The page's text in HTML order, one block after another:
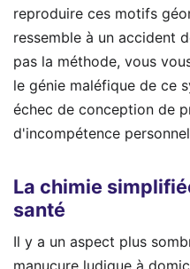
reproduire ces motifs
ressemble à un accident
pas la méthode, vous
le génie maléfique de ce
échec de conception de
d'incompétence
La chimie
santé
Il y a un aspect plus